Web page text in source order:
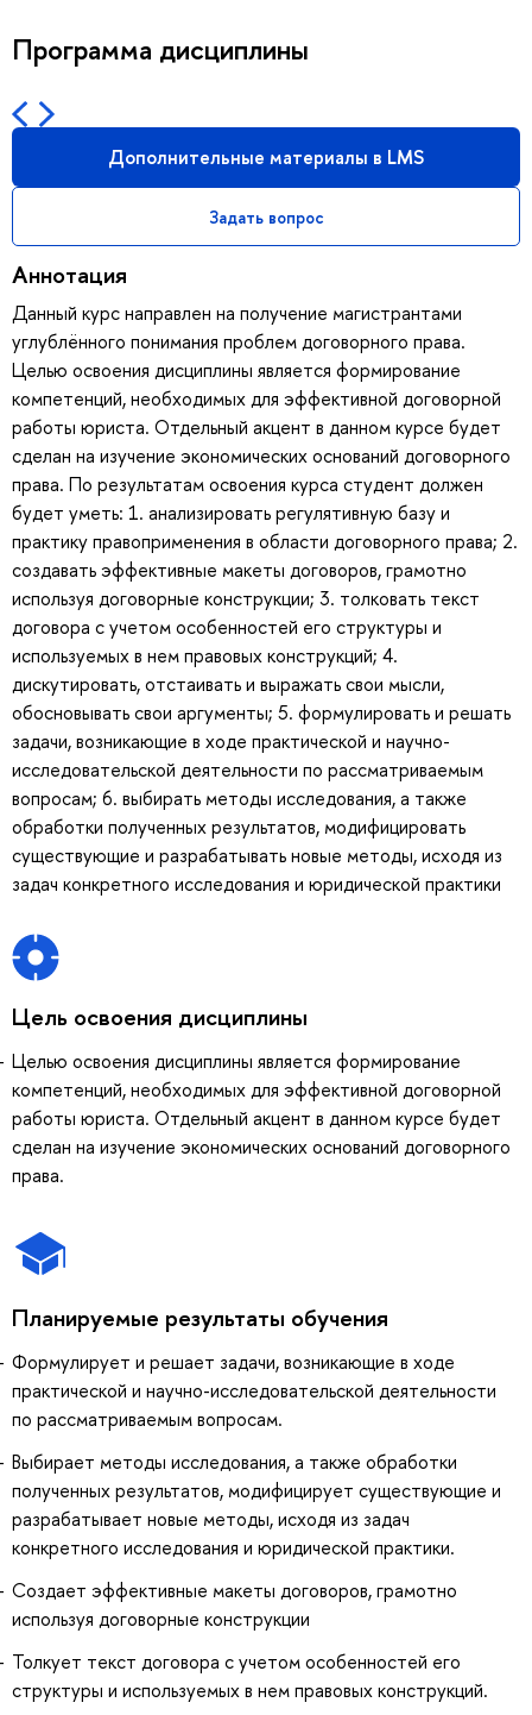
Программа дисциплины
Дополнительные материалы в LMS
Задать вопрос
Аннотация
Данный курс направлен на получение магистрантами
углублённого понимания проблем договорного права.
Целью освоения дисциплины является формирование
компетенций, необходимых для эффективной договорной
работы юриста. Отдельный акцент в данном курсе будет
сделан на изучение экономических оснований договорного
права. По результатам освоения курса студент должен
будет уметь: 1. анализировать регулятивную базу и
практику правоприменения в области договорного права; 2.
создавать эффективные макеты договоров, грамотно
используя договорные конструкции; 3. толковать текст
договора с учетом особенностей его структуры и
используемых в нем правовых конструкций; 4.
дискутировать, отстаивать и выражать свои мысли,
обосновывать свои аргументы; 5. формулировать и решать
задачи, возникающие в ходе практической и научно-
исследовательской деятельности по рассматриваемым
вопросам; 6. выбирать методы исследования, а также
обработки полученных результатов, модифицировать
существующие и разрабатывать новые методы, исходя из
задач конкретного исследования и юридической практики
Цель освоения дисциплины
Целью освоения дисциплины является формирование
компетенций, необходимых для эффективной договорной
работы юриста. Отдельный акцент в данном курсе будет
сделан на изучение экономических оснований договорного
права.
Планируемые результаты обучения
Формулирует и решает задачи, возникающие в ходе
практической и научно-исследовательской деятельности
по рассматриваемым вопросам.
Выбирает методы исследования, а также обработки
полученных результатов, модифицирует существующие и
разрабатывает новые методы, исходя из задач
конкретного исследования и юридической практики.
Создает эффективные макеты договоров, грамотно
используя договорные конструкции
Толкует текст договора с учетом особенностей его
структуры и используемых в нем правовых конструкций.